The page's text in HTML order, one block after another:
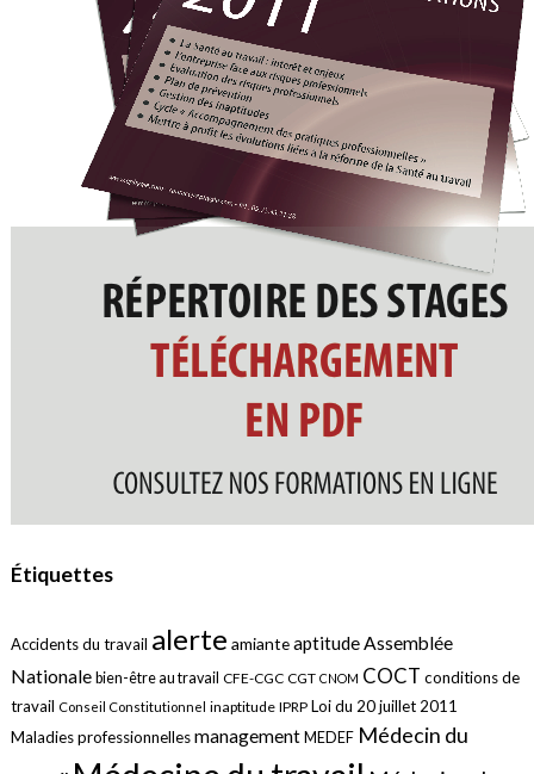
Étiquettes
Accidents du travail alerte amianteaptitudeAssemblée
Nationale bien-être au travail CFE-CGC CGT CNOM COCT conditions de
travail Conseil Constitutionnel inaptitude IPRP Loi du 20 juillet 2011
Maladies professionnellesmanagement MEDEF Médecin du